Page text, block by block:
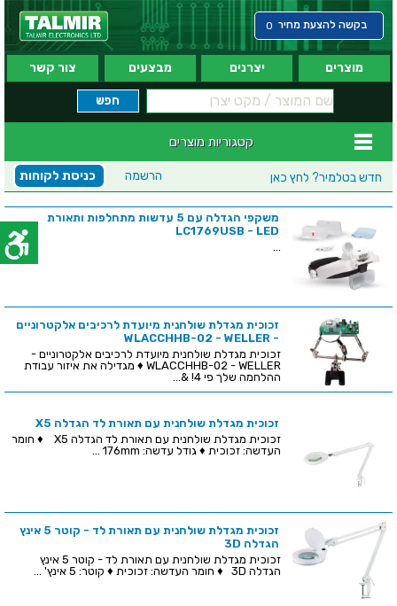
בקשה להצעת מחיר 0
מוצרים יצרנים מבצעים צור קשר
קטגוריות מוצרים
חדש בטלמיר? לחץ כאן כניסת לקוחות הרשמה
משקפי הגדלה עם 5 עדשות מתחלפות ותאורת
LC1769USB - LED
זכוכית מגדלת שולחנית מיועדת לרכיבים אלקטרוניים
- WLACCHHB-02 - WELLER
זכוכית מגדלת שולחנית מיועדת לרכיבים אלקטרוניים -
WLACCHHB-02 - WELLER ♦ מגדילה את איזור עבודת
ההלחמה שלך פי 4! &...
זכוכית מגדלת שולחנית עם תאורת לד הגדלה X5
זכוכית מגדלת שולחנית עם תאורת לד הגדלה X5 ♦ חומר
העדשה: זכוכית ♦ גודל עדשה: 176mm ...
זכוכית מגדלת שולחנית עם תאורת לד - קוטר 5 אינץ
הגדלה 3D
זכוכית מגדלת שולחנית עם תאורת לד - קוטר 5 אינץ
הגדלה 3D ♦ חומר העדשה: זכוכית ♦ קוטר: 5 אינץ' ...